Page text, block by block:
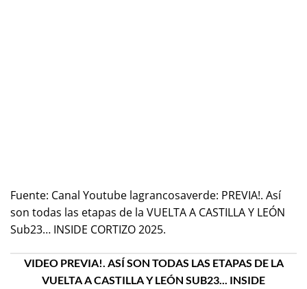
Fuente: Canal Youtube lagrancosaverde: PREVIA!. Así
son todas las etapas de la VUELTA A CASTILLA Y LEÓN
Sub23… INSIDE CORTIZO 2025.
VIDEO PREVIA!. ASÍ SON TODAS LAS ETAPAS DE LA
VUELTA A CASTILLA Y LEÓN SUB23... INSIDE